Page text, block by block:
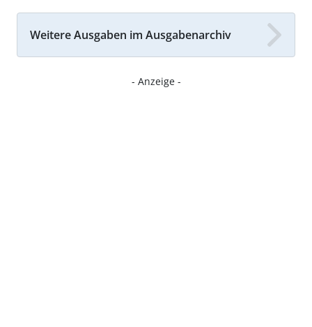
Weitere Ausgaben im Ausgabenarchiv
- Anzeige -